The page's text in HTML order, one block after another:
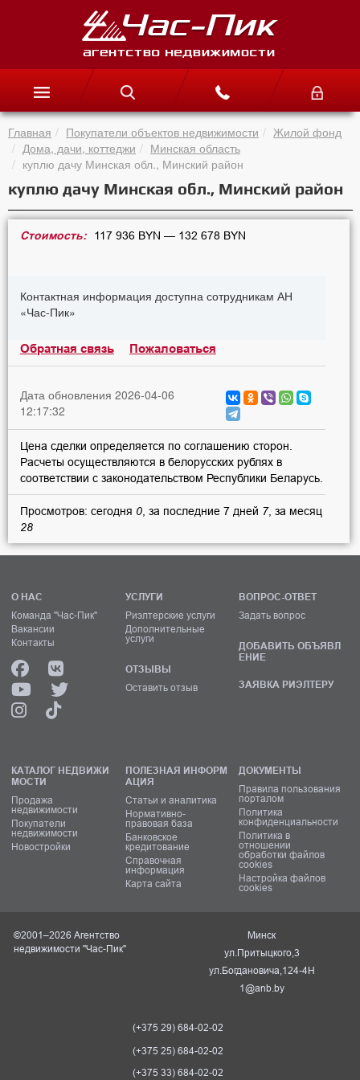
Главная Покупатели объектов недвижимости
Жилой фонд
Дома, дачи, коттеджи
Минская область
куплю дачу Минская обл., Минский район
куплю дачу Минская обл., Минский район
Стоимость: 117 936 BYN — 132 678 BYN
Контактная информация доступна сотрудникам АН
«Час-Пик»
Обратная связь Пожаловаться
Дата обновления 2026-04-06
12:17:32
Цена сделки определяется по соглашению сторон.
Расчеты осуществляются в белорусских рублях в
соответствии с законодательством Республики Беларусь.
Просмотров: сегодня 0 , за последние 7 дней 7, за месяц
28
О НАС
Команда "Час-Пик"
Вакансии
Контакты
УСЛУГИ
Риэлтерские услуги
Дополнительные
услуги
ОТЗЫВЫ
Оставить отзыв
ВОПРОС-ОТВЕТ
Задать вопрос
ДОБАВИТЬ ОБЪЯВЛ
ЕНИЕ
ЗАЯВКА РИЭЛТЕРУ
КАТАЛОГ НЕДВИЖИ
МОСТИ
Продажа
недвижимости
Покупатели
недвижимости
Новостройки
ПОЛЕЗНАЯ ИНФОРМ
АЦИЯ
Статьи и аналитика
Нормативно-
правовая база
Банковское
кредитование
Справочная
информация
Карта сайта
ДОКУМЕНТЫ
Правила пользования
порталом
Политика
конфиденциальности
Политика в
отношении
обработки файлов
cookies
Настройка файлов
cookies
©2001–2026 Агентство
недвижимости "Час-Пик"
Минск
ул.Притыцкого,3
ул.Богдановича,124-4Н
1@anb.by
(+375 29) 684-02-02
(+375 25) 684-02-02
(+375 33) 684-02-02